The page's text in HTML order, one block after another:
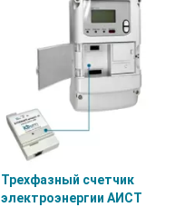
Трехфазный счетчик
электроэнергии АИСТ